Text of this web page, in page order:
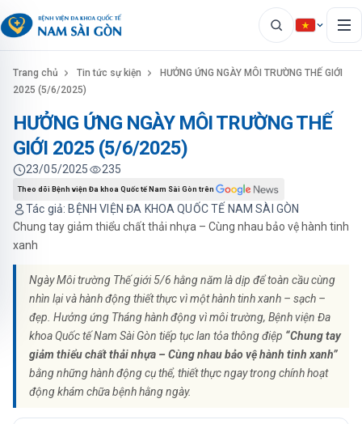
Trang chủ Tin tức sự kiện
HƯỞNG ỨNG NGÀY MÔI TRƯỜNG THẾ GIỚI
2025 (5/6/2025)
HƯỞNG ỨNG NGÀY MÔI TRƯỜNG THẾ
GIỚI 2025 (5/6/2025)
Tác giả: BỆNH VIỆN ĐA KHOA QUỐC TẾ NAM SÀI GÒN
23/05/2025 235
Theo dõi Bệnh viện Đa khoa Quốc tế Nam Sài Gòn trên
Chung tay giảm thiểu chất thải nhựa – Cùng nhau bảo vệ hành tinh
xanh
Ngày Môi trường Thế giới 5/6 hằng năm là dịp để toàn cầu cùng
nhìn lại và hành động thiết thực vì một hành tinh xanh – sạch –
đẹp. Hưởng ứng Tháng hành động vì môi trường, Bệnh viện Đa
khoa Quốc tế Nam Sài Gòn tiếp tục lan tỏa thông điệp “Chung tay
giảm thiểu chất thải nhựa – Cùng nhau bảo vệ hành tinh xanh”
bằng những hành động cụ thể, thiết thực ngay trong chính hoạt
động khám chữa bệnh hằng ngày.